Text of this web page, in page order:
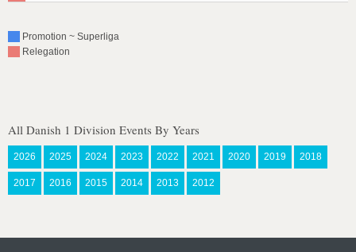
Promotion ~ Superliga
Relegation
All Danish 1 Division Events By Years
2026 2025 2024 2023 2022 2021 2020 2019 2018
2017 2016 2015 2014 2013 2012